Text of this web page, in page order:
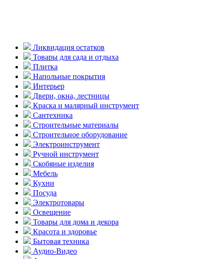
Ликвидация остатков
Товары для сада и отдыха
Плитка
Напольные покрытия
Интерьер
Двери, окна, лестницы
Краска и малярный инструмент
Сантехника
Строительные материалы
Строительное оборудование
Электроинструмент
Ручной инструмент
Скобяные изделия
Мебель
Кухни
Посуда
Электротовары
Освещение
Товары для дома и декора
Красота и здоровье
Бытовая техника
Аудио-Видео